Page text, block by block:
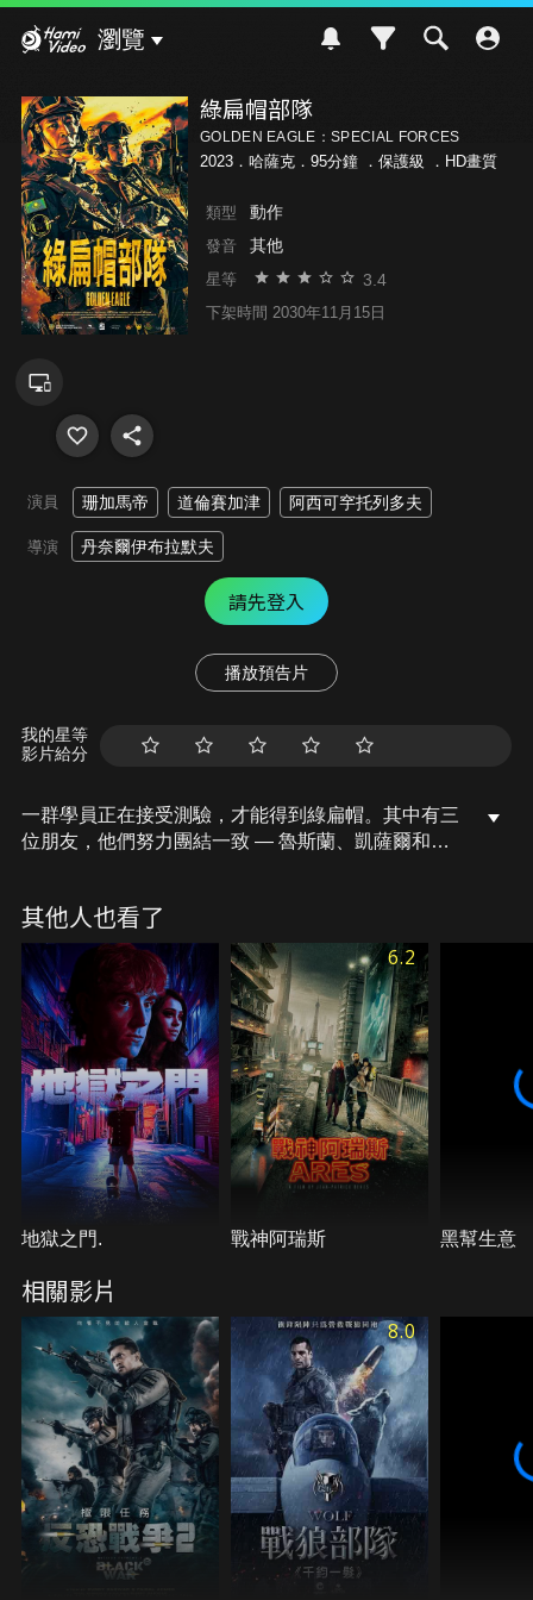
瀏覽
綠扁帽部隊
GOLDEN EAGLE：SPECIAL FORCES
2023．哈薩克．95分鐘 ． 保護級 ．HD畫質
類型 動作
發音 其他
星等 3.4
下架時間 2030年11月15日
演員 珊加馬帝 道倫賽加津 阿西可穻托列多夫
導演 丹奈爾伊布拉默夫
請先登入
播放預告片
我的星等
影片給分
一群學員正在接受測驗，才能得到綠扁帽。其中有三
位朋友，他們努力團結一致 — 魯斯蘭、凱薩爾和艾
但只有其中一人能夠晉級到最後階段，與此同時一群
武裝恐怖份子在首都犯罪，這群特警菁英該如何團結
對抗恐怖份子！！
其他人也看了
地獄之門.
6.2
戰神阿瑞斯 黑幫生意
相關影片
8.0